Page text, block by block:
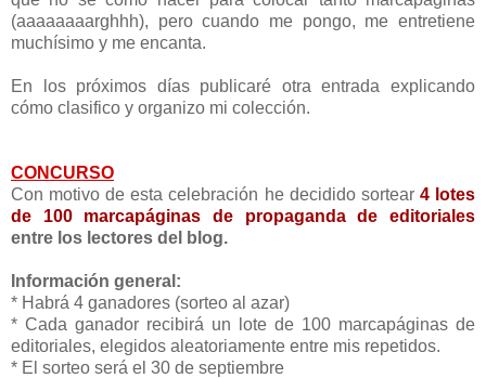
(aaaaaaaarghhh), pero cuando me pongo, me entretiene
muchísimo y me encanta.
En los próximos días publicaré otra entrada explicando
cómo clasifico y organizo mi colección.
CONCURSO
Con motivo de esta celebración he decidido sortear 4 lotes
de 100 marcapáginas de propaganda de editoriales
entre los lectores del blog.
Información general:
* Habrá 4 ganadores (sorteo al azar)
* Cada ganador recibirá un lote de 100 marcapáginas de
editoriales, elegidos aleatoriamente entre mis repetidos.
* El sorteo será el 30 de septiembre